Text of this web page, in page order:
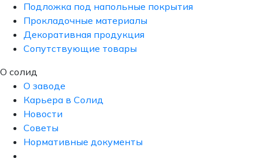
Подложка под напольные покрытия
Прокладочные материалы
Декоративная продукция
Сопутствующие товары
О солид
О заводе
Карьера в Солид
Новости
Советы
Нормативные документы